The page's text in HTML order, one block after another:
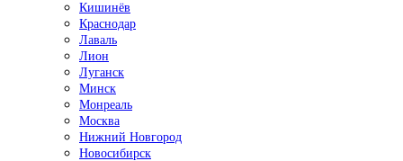
Кишинёв
Краснодар
Лаваль
Лион
Луганск
Минск
Монреаль
Москва
Нижний Новгород
Новосибирск